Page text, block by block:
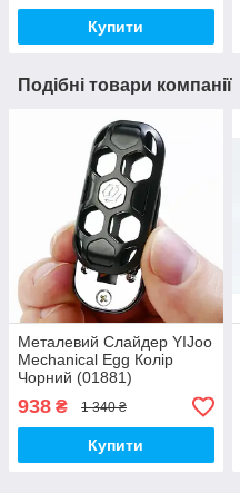
Купити
Подібні товари компанії
Металевий Слайдер YIJoo
Mechanical Egg Колір
Чорний (01881)
938 ₴ 1 340 ₴
Купити